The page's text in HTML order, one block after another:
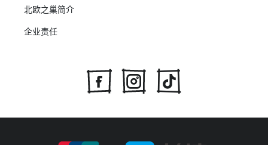
北欧之巢简介
企业责任